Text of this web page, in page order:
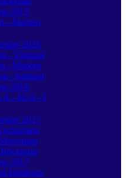
2015
- Marken
2016
- Toskana
- Marken
- Südtirol
2016
A - SLO - I
2017
2017
Baltikum